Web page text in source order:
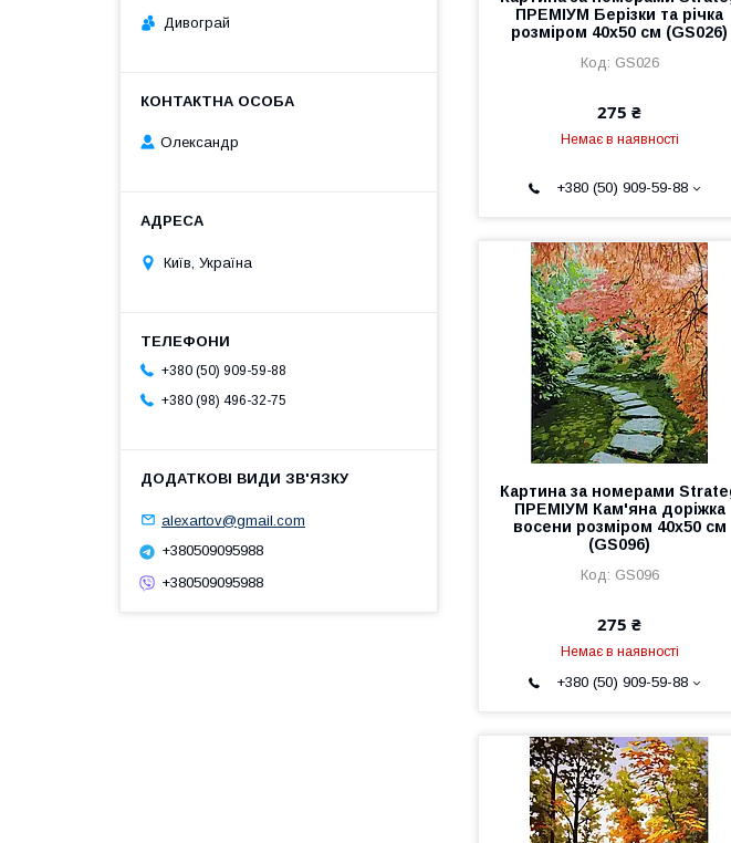
ПРЕМІУМ Берізки та річка
розміром 40х50 см (GS026)
GS026
275 ₴
Немає в наявності
+380 (50) 909-59-88
Картина за номерами
ПРЕМІУМ Кам'яна доріжка
восени розміром 40х50 см
(GS096)
GS096
275 ₴
Немає в наявності
+380 (50) 909-59-88
Дивограй
Олександр
Київ, Україна
+380 (50) 909-59-88
+380 (98) 496-32-75
alexartov@gmail.com
+380509095988
+380509095988